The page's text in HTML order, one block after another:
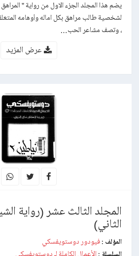
يضم هذا المجلد الجزء الاول من رواية ”
لشخصية طالب مراهق بكل اماله وأوهامه
، وتصف مشاعر الحب…
عرض المزيد
المجلد الثالث عشر (رواية
الثاني)
المؤلف : فيودور دوستويفسكي
الأعمال الكاملة لـ دوستويفسكي